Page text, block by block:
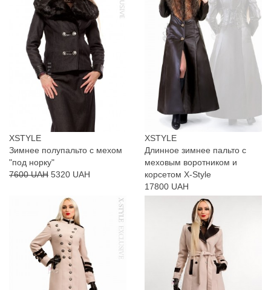
XSTYLE
Зимнее полупальто с мехом
"под норку"
7600 UAH 5320 UAH
XSTYLE
Длинное зимнее пальто с
меховым воротником и
корсетом X-Style
17800 UAH